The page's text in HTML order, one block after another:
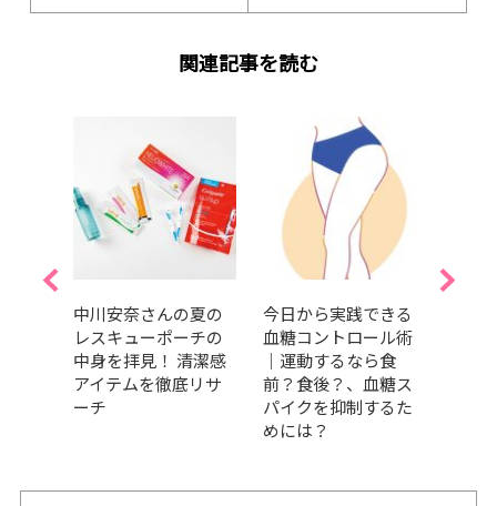
関連記事を読む
中川安奈さんの夏の
レスキューポーチの
中身を拝見！ 清潔感
アイテムを徹底リサ
ーチ
今日から実践できる
血糖コントロール術
｜運動するなら食
前？食後？、血糖ス
パイクを抑制するた
めには？